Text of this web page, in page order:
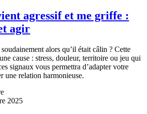
agressif et me griffe :
agir
alors qu’il était câlin ? Cette
cause : stress, douleur, territoire ou jeu qui
signaux vous permettra d’adapter votre
une relation harmonieuse.
2025